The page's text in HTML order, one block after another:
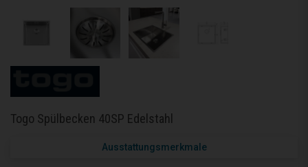
Togo Spülbecken 40SP Edelstahl
Ausstattungsmerkmale